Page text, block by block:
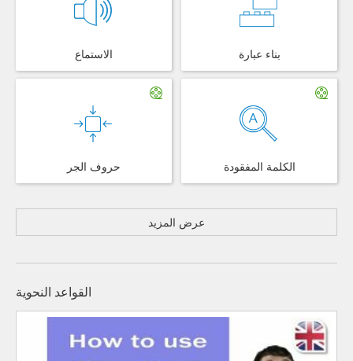
الاستماع بناء عبارة
حروف الجر الكلمة المفقودة
عرض المزيد
القواعد النحوية